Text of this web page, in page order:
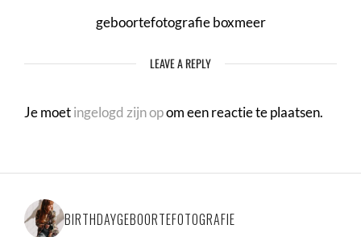
geboortefotografie boxmeer
LEAVE A REPLY
Je moetingelogd zijn opom een reactie te plaatsen.
BIRTHDAYGEBOORTEFOTOGRAFIE